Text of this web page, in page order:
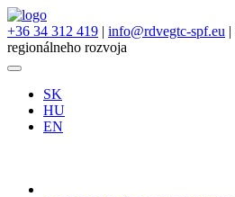
+36 34 312 419 | info@rdvegtc-spf.eu
regionálneho rozvoja
SK
HU
EN